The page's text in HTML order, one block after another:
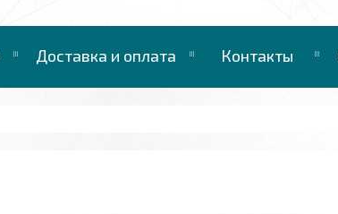
Доставка и оплата Контакты